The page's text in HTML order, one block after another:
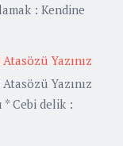
: Kendine
Yazınız
Yazınız
* Cebi delik :